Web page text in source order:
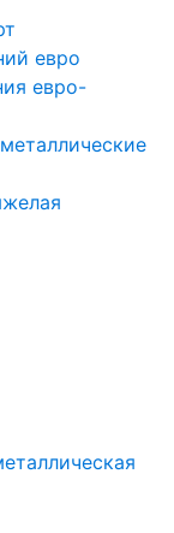
евро
евро-